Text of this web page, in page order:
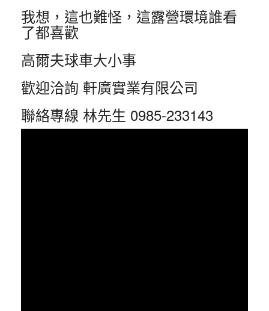
我想，這也難怪，這露營環境誰看
了都喜歡
高爾夫球車大小事
歡迎洽詢 軒廣實業有限公司
聯絡專線 林先生 0985-233143